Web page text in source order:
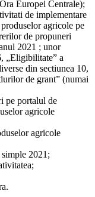
Europei Centrale);
de implementare
agricole pe
de propuneri
2021 ; unor
„Eligibilitate” a
din sectiunea 10,
de grant” (numai
pe portalul de
agricole
agricole
2021;